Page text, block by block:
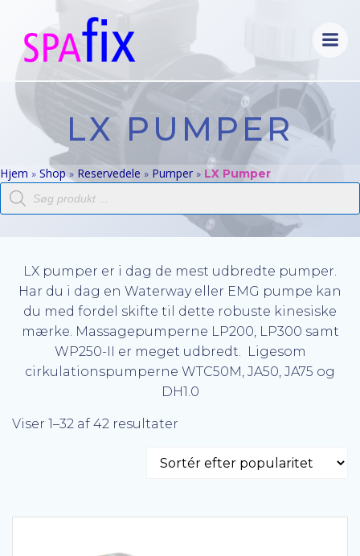
LX PUMPER
Hjem » Shop» Reservedele » Pumper » LX Pumper
Products
search
LX pumper er i dag de mest udbredte pumper.
Har du i dag en Waterway eller EMG pumpe kan
du med fordel skifte til dette robuste kinesiske
mærke. Massagepumperne LP200, LP300 samt
WP250-II er meget udbredt. Ligesom
cirkulationspumperne WTC50M, JA50, JA75 og
DH1.0
Viser 1–32 af 42 resultater